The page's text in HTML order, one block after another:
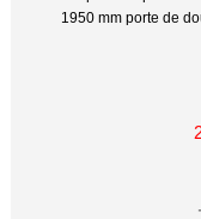
1950 mm porte de